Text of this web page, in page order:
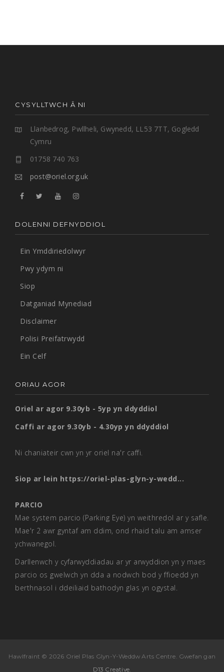
CYSYLLTWCH Â NI
Llanbedrog, Pwllheli, Gwynedd, LL53 7TT, Gogledd
Cymru
01758 740 763
post@oriel.org.uk
DOLENNI DEFNYDDIOL
Ein Ymddiriedolwyr
Pwy ydym ni
Siop
Datganiad Mynediad
Disclaimer
Polisi Preifatrwydd
Ein Celf
ORIAU AGOR
Oriel ar agor 9.30yb - 5yp yn ddyddiol
Caffi ar agor 9.30yb - 4.30yp yn ddyddiol
Ni chaniateir cwn yn yr oriel na'r caffi.
Siop ar lein https://oriel-plas-glyn-y-wedd...
PARCIO
Mae system parcio (Parking Eye) yn weithredol ar y safle.
Mae'r 2 awr gyntaf am ddim, ond rhaid talu am amser
ychwanegol.
Darllenwch y cyfarwyddiadau ar yr arwyddion yn y maes
parcio os gwelwch yn dda a nodwch bod y ffioedd yn
berthnasol i ddeiliaid bathodyn glas yn ogystal.
Hawlfraint © 2026 Oriel Plas Glyn-Y-Weddw Arts Centre. Gwefan gan
D13 Creative.